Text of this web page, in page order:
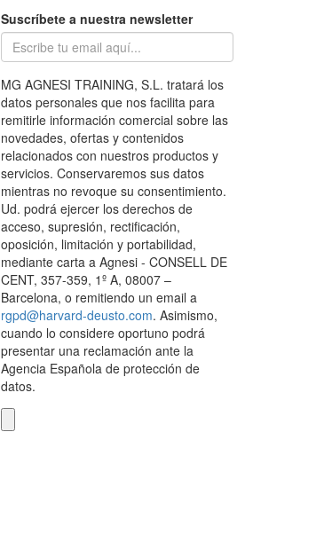
Suscríbete a nuestra newsletter
MG AGNESI TRAINING, S.L. tratará los
datos personales que nos facilita para
remitirle información comercial sobre las
novedades, ofertas y contenidos
relacionados con nuestros productos y
servicios. Conservaremos sus datos
mientras no revoque su consentimiento.
Ud. podrá ejercer los derechos de
acceso, supresión, rectificación,
oposición, limitación y portabilidad,
mediante carta a Agnesi - CONSELL DE
CENT, 357-359, 1º A, 08007 –
Barcelona, o remitiendo un email a
rgpd@harvard-deusto.com. Asimismo,
cuando lo considere oportuno podrá
presentar una reclamación ante la
Agencia Española de protección de
datos.